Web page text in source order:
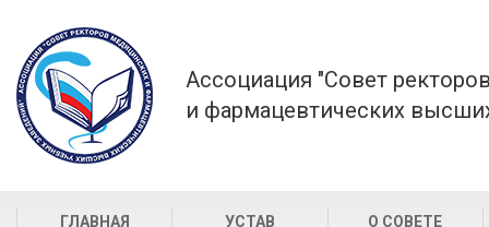
Ассоциация "Совет
и фармацевтических
ГЛАВНАЯ УСТАВ О СОВЕТЕ